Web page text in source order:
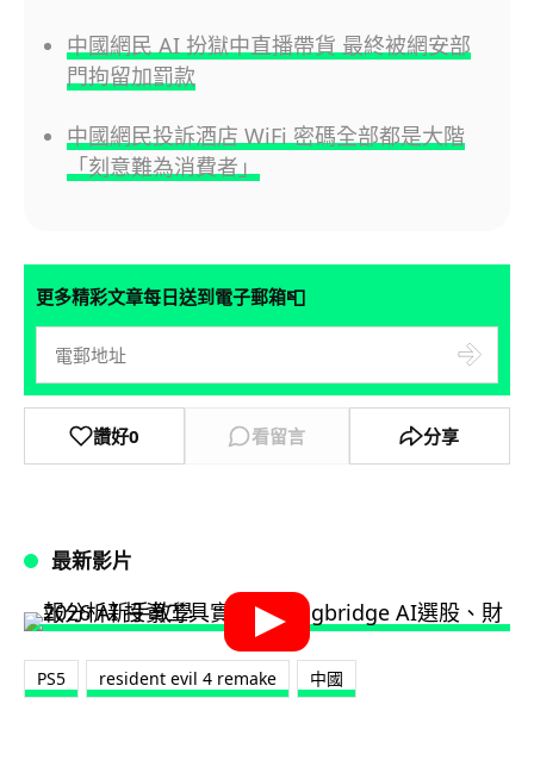
中國網民 AI 扮獄中直播帶貨 最終被網安部
門拘留加罰款
中國網民投訴酒店 WiFi 密碼全部都是大階
「刻意難為消費者」
更多精彩文章每日送到電子郵箱📮
讚好0 看留言 分享
最新影片
PS5 resident evil 4 remake 中國